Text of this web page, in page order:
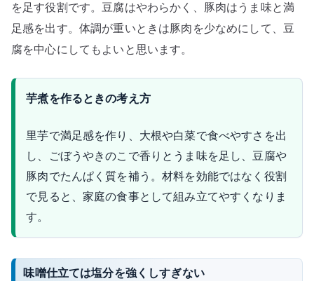
を足す役割です。豆腐はやわらかく、豚肉はうま味と満
足感を出す。体調が重いときは豚肉を少なめにして、豆
腐を中心にしてもよいと思います。
芋煮を作るときの考え方
里芋で満足感を作り、大根や白菜で食べやすさを出
し、ごぼうやきのこで香りとうま味を足し、豆腐や
豚肉でたんぱく質を補う。材料を効能ではなく役割
で見ると、家庭の食事として組み立てやすくなりま
す。
味噌仕立ては塩分を強くしすぎない